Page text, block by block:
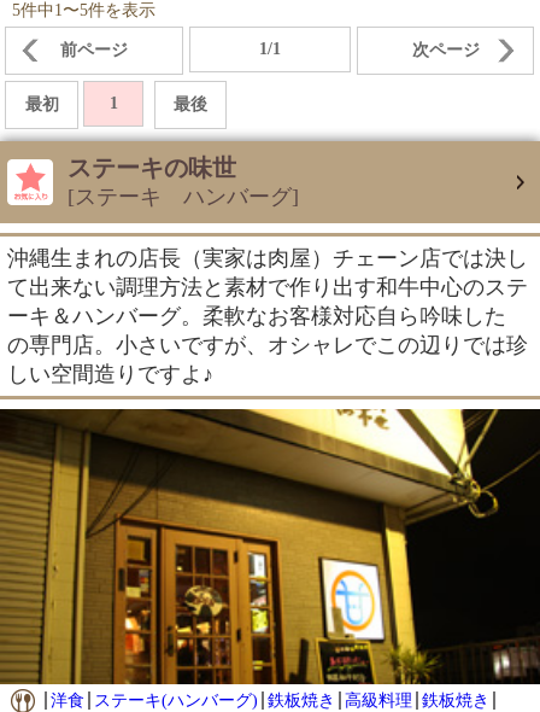
5件中1〜5件を表示
前ページ 1/1 次ページ
最初 1 最後
ステーキの味世
[ステーキ ハンバーグ]
沖縄生まれの店長（実家は肉屋）チェーン店では決し
て出来ない調理方法と素材で作り出す和牛中心のステ
ーキ＆ハンバーグ。柔軟なお客様対応自ら吟味した
の専門店。小さいですが、オシャレでこの辺りでは珍
しい空間造りですよ♪
洋食 ステーキ(ハンバーグ) 鉄板焼き 高級料理 鉄板焼き